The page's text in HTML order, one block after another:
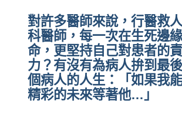
對許多醫師來說，行醫救
科醫師，每一次在生死邊
命，更堅持自己對患者的
力？有沒有為病人拚到最
個病人的人生：「如果我
精彩的未來等著他…」